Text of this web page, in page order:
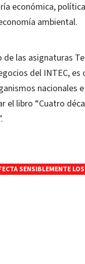
económica,
ambiental.
las asignaturas
del INTEC,
nacionales
el libro “Cuatro
SENSIBLEMENTE